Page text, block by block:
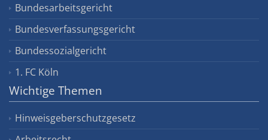
Bundesarbeitsgericht
Bundesverfassungsgericht
Bundessozialgericht
1. FC Köln
Wichtige Themen
Hinweisgeberschutzgesetz